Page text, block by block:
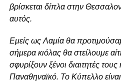
βρίσκεται δίπλα στην
αυτός.
Εμείς ως Λαμία θα
σήμερα κιόλας θα στείλουμε
σφυρίξουν ξένοι διαιτητές τους
Παναθηναϊκό. Το Κύπελλο